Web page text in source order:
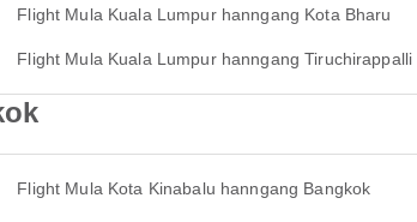
Flight Mula Kuala Lumpur hanngang Kota Bharu
Flight Mula Kuala Lumpur hanngang Tiruchirappalli
Flight Mula Kota Kinabalu hanngang Bangkok